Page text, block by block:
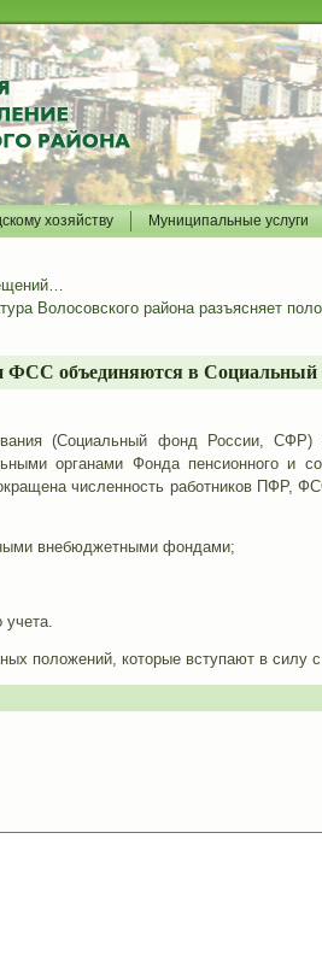
хозяйству Муниципальные услуги
Волосовского района разъясняет
ФСС объединяются в Социальный
(Социальный фонд России,
органами Фонда пенсионного и
численность работников ПФР,
внебюджетными фондами;
учета.
положений, которые вступают в силу с